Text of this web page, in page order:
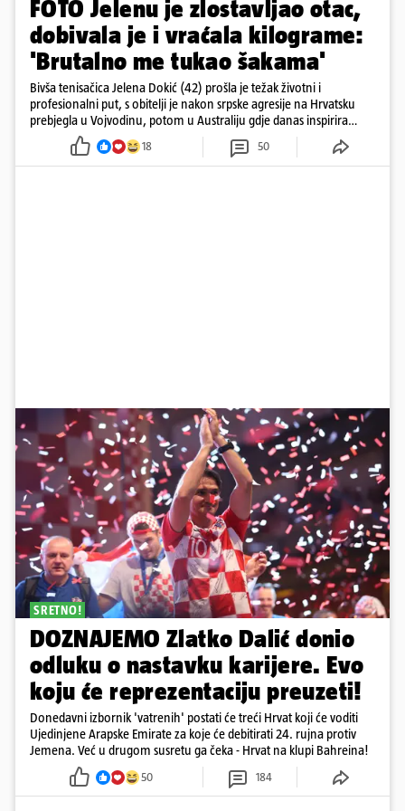
FOTO Jelenu je zlostavljao otac,
dobivala je i vraćala kilograme:
'Brutalno me tukao šakama'
Bivša tenisačica Jelena Dokić (42) prošla je težak životni i
profesionalni put, s obitelji je nakon srpske agresije na Hrvatsku
prebjegla u Vojvodinu, potom u Australiju gdje danas inspirira
18 50
SRETNO!
DOZNAJEMO Zlatko Dalić donio
odluku o nastavku karijere. Evo
koju će reprezentaciju preuzeti!
Donedavni izbornik 'vatrenih' postati će treći Hrvat koji će voditi
Ujedinjene Arapske Emirate za koje će debitirati 24. rujna protiv
Jemena. Već u drugom susretu ga čeka - Hrvat na klupi Bahreina!
50 184